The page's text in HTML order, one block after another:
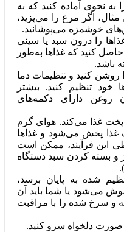
به نحوی آماده کنید که به
اگر مرغ را می‌پزید،
خوشمزه می‌پوشانید.
را درون سبد یا سینی
کنید که غذاها به‌طور
باشد.
روشن کنید و تنظیمات دما
خود تنظیم کنید. بیشتر
روغن دارای دکمه‌های
غذا می‌کند. هوای گرم
غذا پخش می‌شود و غذاها
این فرآیند، ممکن است
و بسته کردن سبد دستگاه
شده به پایان برسد،
می‌شود یا شما باید آن
و سرخ شده را با مراقبت
صورت دلخواه سرو کنید.